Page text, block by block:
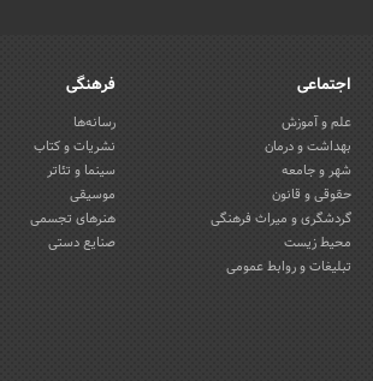
اجتماعی
علم و آموزش
بهداشت و درمان
شهر و جامعه
حقوقی و قانون
گردشگری و میراث فرهنگی
محیط زیست
تبلیغات و روابط عمومی
فرهنگی
رسانه‌ها
نشریات و کتاب
سینما و تئاتر
موسیقی
هنرهای تجسمی
صنایع دستی